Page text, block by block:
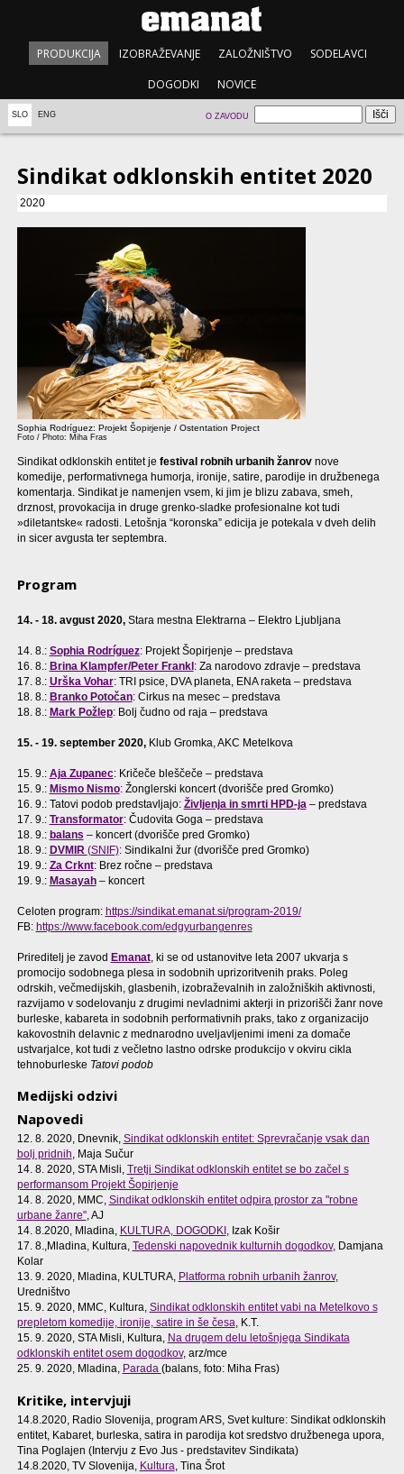
PRODUKCIJA IZOBRAŽEVANJE ZALOŽNIŠTVO SODELAVCI
DOGODKI NOVICE
SLO ENG O ZAVODU
Sindikat odklonskih entitet 2020
2020
Sophia Rodríguez: Projekt Šopirjenje / Ostentation Project
Foto / Photo: Miha Fras
Sindikat odklonskih entitet je festival robnih urbanih žanrovnove
komedije, performativnega humorja, ironije, satire, parodije in družbenega
komentarja. Sindikat je namenjen vsem, ki jim je blizu zabava, smeh,
drznost, provokacija in druge grenko-sladke profesionalne kot tudi
»diletantske« radosti. Letošnja “koronska” edicija je potekala v dveh delih
in sicer avgusta ter septembra.
Program
14. - 18. avgust 2020,Stara mestna Elektrarna – Elektro Ljubljana
14. 8.: Sophia Rodríguez: Projekt Šopirjenje – predstava
16. 8.: Brina Klampfer/Peter Frankl : Za narodovo zdravje – predstava
17. 8.: Urška Vohar: TRI psice, DVA planeta, ENA raketa – predstava
18. 8.: Branko Potočan: Cirkus na mesec – predstava
18. 8.: Mark Požlep: Bolj čudno od raja – predstava
15. - 19. september 2020, Klub Gromka, AKC Metelkova
15. 9.: Aja Zupanec: Kričeče bleščeče – predstava
15. 9.: Mismo Nismo: Žonglerski koncert (dvorišče pred Gromko)
16. 9.: Tatovi podob predstavljajo: Življenja in smrti HPD-ja– predstava
17. 9.: Transformator: Čudovita Goga – predstava
18. 9.: balans – koncert (dvorišče pred Gromko)
18. 9.: DVMIR (SNIF): Sindikalni žur (dvorišče pred Gromko)
19. 9.: Za Crknt: Brez ročne – predstava
19. 9.: Masayah– koncert
Celoten program: https://sindikat.emanat.si/program-2019/
FB: https://www.facebook.com/edgyurbangenres
Prireditelj je zavod Emanat, ki se od ustanovitve leta 2007 ukvarja s
promocijo sodobnega plesa in sodobnih uprizoritvenih praks. Poleg
odrskih, večmedijskih, glasbenih, izobraževalnih in založniških aktivnosti,
razvijamo v sodelovanju z drugimi nevladnimi akterji in prizorišči žanr nove
burleske, kabareta in sodobnih performativnih praks, tako z organizacijo
kakovostnih delavnic z mednarodno uveljavljenimi imeni za domače
ustvarjalce, kot tudi z večletno lastno odrske produkcijo v okviru cikla
tehnoburleske Tatovi podob
Medijski odzivi
Napovedi
12. 8. 2020, Dnevnik, Sindikat odklonskih entitet: Sprevračanje vsak dan
bolj pridnih, Maja Sučur
14. 8. 2020, STA Misli, Tretji Sindikat odklonskih entitet se bo začel s
performansom Projekt Šopirjenje
14. 8. 2020, MMC, Sindikat odklonskih entitet odpira prostor za "robne
urbane žanre", AJ
14. 8.2020, Mladina, KULTURA, DOGODKI , Izak Košir
17. 8.,Mladina, Kultura, Tedenski napovednik kulturnih dogodkov, Damjana
Kolar
13. 9. 2020, Mladina, KULTURA, Platforma robnih urbanih žanrov,
Uredništvo
15. 9. 2020, MMC, Kultura, Sindikat odklonskih entitet vabi na Metelkovo s
prepletom komedije, ironije, satire in še česa, K.T.
15. 9. 2020, STA Misli, Kultura, Na drugem delu letošnjega Sindikata
odklonskih entitet osem dogodkov, arz/mce
25. 9. 2020, Mladina, Parada (balans, foto: Miha Fras)
Kritike, intervjuji
14.8.2020, Radio Slovenija, program ARS, Svet kulture: Sindikat odklonskih
entitet, Kabaret, burleska, satira in parodija kot sredstvo družbenega upora,
Tina Poglajen (Intervju z Evo Jus - predstavitev Sindikata)
14.8.2020, TV Slovenija, Kultura, Tina Šrot